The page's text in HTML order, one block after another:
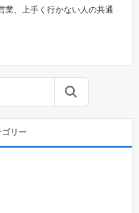
業、上手く行かない人の共通
ゴリー